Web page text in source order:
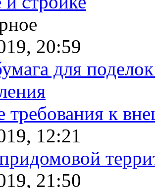
20:59
для
требования к
12:21
21:50